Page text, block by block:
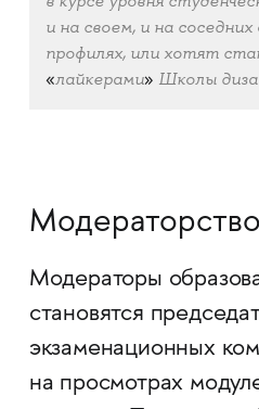
и на своем, и на
профилях, или хотят
«лайкерами» Школы
Модераторство
Модераторы
становятся
экзаменационных
на просмотрах